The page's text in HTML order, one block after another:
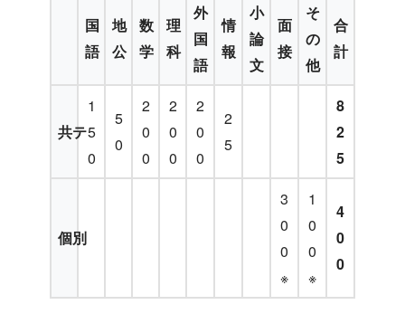
国
語
地
公
数
学
理
科
外
国
語
情
報
小
論
文
面
接
そ
の
他
合
計
共テ
1
5
0
5
0
2
0
0
2
0
0
2
0
0
2
5
8
2
5
個別
3
0
0
※
1
0
0
※
4
0
0